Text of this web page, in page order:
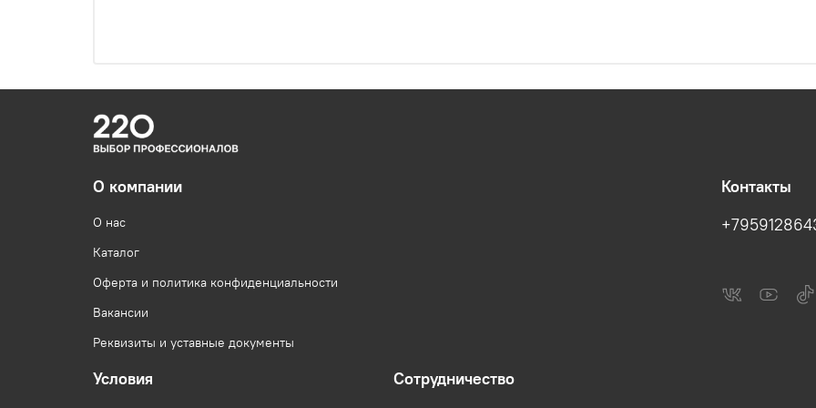
О компании
О нас
Каталог
Оферта и политика конфиденциальности
Вакансии
Реквизиты и уставные документы
Условия Сотрудничество
Контакты